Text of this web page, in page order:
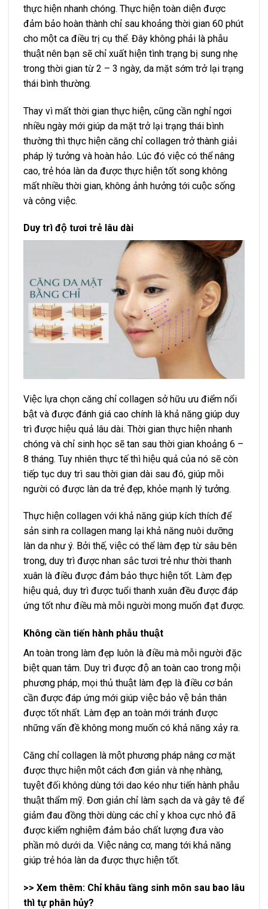
thực hiện nhanh chóng. Thực hiện toàn diện được
đảm bảo hoàn thành chỉ sau khoảng thời gian 60 phút
cho một ca điều trị cụ thể. Đây không phải là phẫu
thuật nên bạn sẽ chỉ xuất hiện tình trạng bị sung nhẹ
trong thời gian từ 2 – 3 ngày, da mặt sớm trở lại trạng
thái bình thường.
Thay vì mất thời gian thực hiện, cũng cần nghỉ ngơi
nhiều ngày mới giúp da mặt trở lại trạng thái bình
thường thì thực hiện căng chỉ collagen trở thành giải
pháp lý tưởng và hoàn hảo. Lúc đó việc có thể nâng
cao, trẻ hóa làn da được thực hiện tốt song không
mất nhiều thời gian, không ảnh hưởng tới cuộc sống
và công việc.
Duy trì độ tươi trẻ lâu dài
Việc lựa chọn căng chỉ collagen sở hữu ưu điểm nổi
bật và được đánh giá cao chính là khả năng giúp duy
trì được hiệu quả lâu dài. Thời gian thực hiện nhanh
chóng và chỉ sinh học sẽ tan sau thời gian khoảng 6 –
8 tháng. Tuy nhiên thực tế thì hiệu quả của nó sẽ còn
tiếp tục duy trì sau thời gian dài sau đó, giúp mỗi
người có được làn da trẻ đẹp, khỏe mạnh lý tưởng.
Thực hiện collagen với khả năng giúp kích thích để
sản sinh ra collagen mang lại khả năng nuôi dưỡng
làn da như ý. Bởi thế, việc có thể làm đẹp từ sâu bên
trong, duy trì được nhan sắc tươi trẻ như thời thanh
xuân là điều được đảm bảo thực hiện tốt. Làm đẹp
hiệu quả, duy trì được tuổi thanh xuân đều được đáp
ứng tốt như điều mà mỗi người mong muốn đạt được.
Không cần tiến hành phẫu thuật
An toàn trong làm đẹp luôn là điều mà mỗi người đặc
biệt quan tâm. Duy trì được độ an toàn cao trong mội
phương pháp, mọi thủ thuật làm đẹp là điều cơ bản
cần được đáp ứng mới giúp việc bảo vệ bản thân
được tốt nhất. Làm đẹp an toàn mới tránh được
những vấn đề không mong muốn có khả năng xảy ra.
Căng chỉ collagen là một phương pháp nâng cơ mặt
được thực hiện một cách đơn giản và nhẹ nhàng,
tuyệt đối không dùng tới dao kéo như tiến hành phẫu
thuật thẩm mỹ. Đơn giản chỉ làm sạch da và gây tê để
giảm đau đồng thời dùng các chỉ y khoa cực nhỏ đã
được kiểm nghiệm đảm bảo chất lượng đưa vào
phần mô dưới da. Việc nâng cơ, mang tới khả năng
giúp trẻ hóa làn da được thực hiện tốt.
>> Xem thêm: Chỉ khâu tầng sinh môn sau bao lâu
thì tự phân hủy?